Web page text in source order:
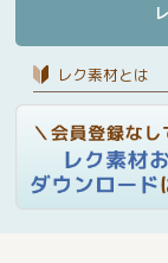
レク素材とは